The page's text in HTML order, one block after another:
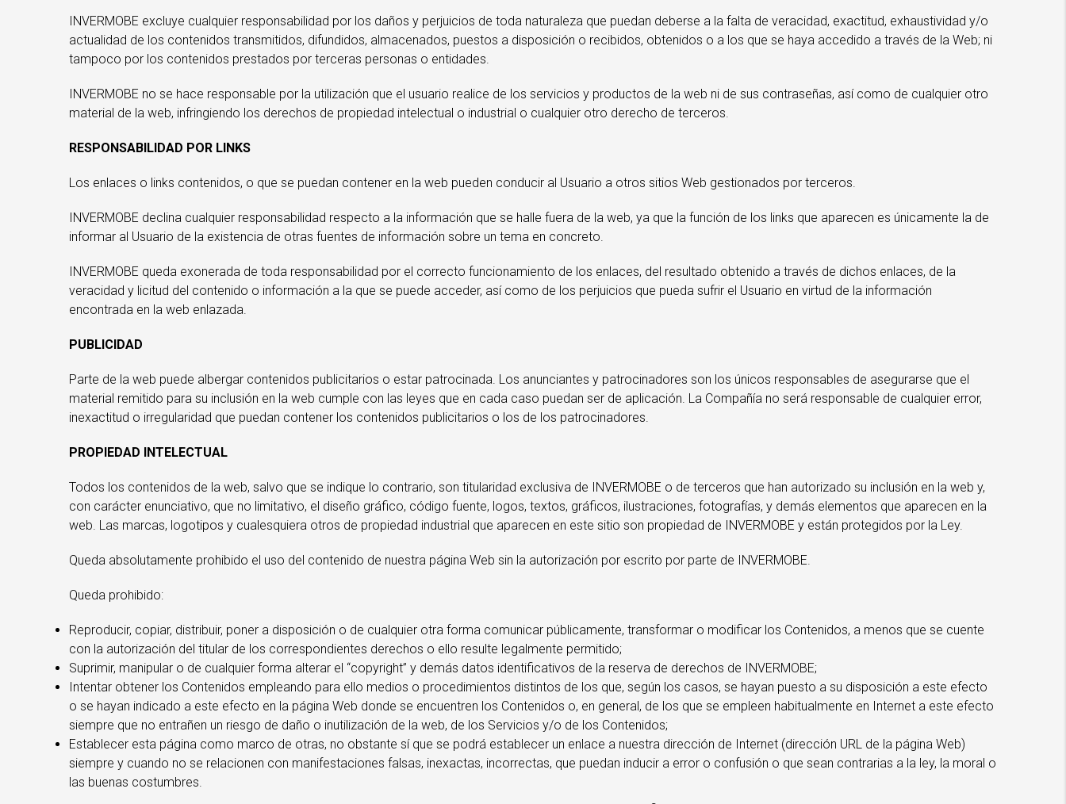
INVERMOBE excluye cualquier responsabilidad por los daños y perjuicios de toda naturaleza que puedan deberse a la falta de veracidad, exactitud, exhaustividad y/o
actualidad de los contenidos transmitidos, difundidos, almacenados, puestos a disposición o recibidos, obtenidos o a los que se haya accedido a través de la Web; ni
tampoco por los contenidos prestados por terceras personas o entidades.
INVERMOBE no se hace responsable por la utilización que el usuario realice de los servicios y productos de la web ni de sus contraseñas, así como de cualquier otro
material de la web, infringiendo los derechos de propiedad intelectual o industrial o cualquier otro derecho de terceros.
RESPONSABILIDAD POR LINKS
Los enlaces o links contenidos, o que se puedan contener en la web pueden conducir al Usuario a otros sitios Web gestionados por terceros.
INVERMOBE declina cualquier responsabilidad respecto a la información que se halle fuera de la web, ya que la función de los links que aparecen es únicamente la de
informar al Usuario de la existencia de otras fuentes de información sobre un tema en concreto.
INVERMOBE queda exonerada de toda responsabilidad por el correcto funcionamiento de los enlaces, del resultado obtenido a través de dichos enlaces, de la
veracidad y licitud del contenido o información a la que se puede acceder, así como de los perjuicios que pueda sufrir el Usuario en virtud de la información
encontrada en la web enlazada.
PUBLICIDAD
Parte de la web puede albergar contenidos publicitarios o estar patrocinada. Los anunciantes y patrocinadores son los únicos responsables de asegurarse que el
material remitido para su inclusión en la web cumple con las leyes que en cada caso puedan ser de aplicación. La Compañía no será responsable de cualquier error,
inexactitud o irregularidad que puedan contener los contenidos publicitarios o los de los patrocinadores.
PROPIEDAD INTELECTUAL
Todos los contenidos de la web, salvo que se indique lo contrario, son titularidad exclusiva de INVERMOBE o de terceros que han autorizado su inclusión en la web y,
con carácter enunciativo, que no limitativo, el diseño gráfico, código fuente, logos, textos, gráficos, ilustraciones, fotografías, y demás elementos que aparecen en la
web. Las marcas, logotipos y cualesquiera otros de propiedad industrial que aparecen en este sitio son propiedad de INVERMOBE y están protegidos por la Ley.
Queda absolutamente prohibido el uso del contenido de nuestra página Web sin la autorización por escrito por parte de INVERMOBE.
Queda prohibido:
Reproducir, copiar, distribuir, poner a disposición o de cualquier otra forma comunicar públicamente, transformar o modificar los Contenidos, a menos que se cuente
con la autorización del titular de los correspondientes derechos o ello resulte legalmente permitido;
Suprimir, manipular o de cualquier forma alterar el “copyright” y demás datos identificativos de la reserva de derechos de INVERMOBE;
Intentar obtener los Contenidos empleando para ello medios o procedimientos distintos de los que, según los casos, se hayan puesto a su disposición a este efecto
o se hayan indicado a este efecto en la página Web donde se encuentren los Contenidos o, en general, de los que se empleen habitualmente en Internet a este efecto
siempre que no entrañen un riesgo de daño o inutilización de la web, de los Servicios y/o de los Contenidos;
Establecer esta página como marco de otras, no obstante sí que se podrá establecer un enlace a nuestra dirección de Internet (dirección URL de la página Web)
siempre y cuando no se relacionen con manifestaciones falsas, inexactas, incorrectas, que puedan inducir a error o confusión o que sean contrarias a la ley, la moral o
las buenas costumbres.